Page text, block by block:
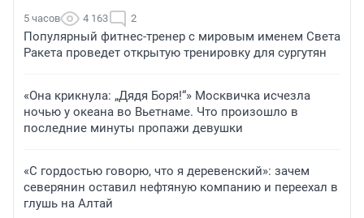
5 часов 4 163 2
Популярный фитнес-тренер с мировым именем Света
Ракета проведет открытую тренировку для сургутян
«Она крикнула: „Дядя Боря!“» Москвичка исчезла
ночью у океана во Вьетнаме. Что произошло в
последние минуты пропажи девушки
«С гордостью говорю, что я деревенский»: зачем
северянин оставил нефтяную компанию и переехал в
глушь на Алтай